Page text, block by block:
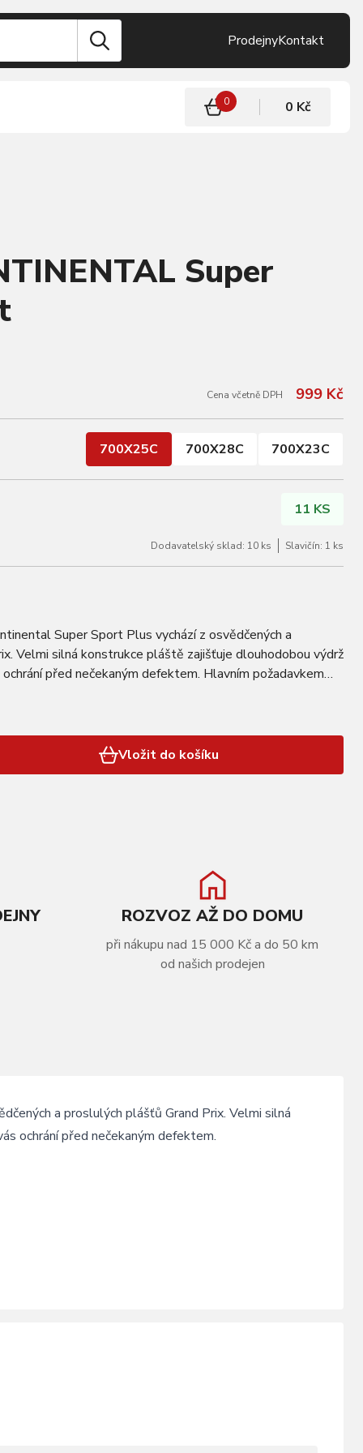
ProdejnyKontakt
0 0 Kč
Super
Cena včetně DPH 999 Kč
700X25C 700X28C 700X23C
11 KS
Dodavatelský sklad: 10 ks Slavičín: 1 ks
Super Sport Plus vychází z osvědčených a
Velmi silná konstrukce pláště zajišťuje dlouhodobou výdrž
před nečekaným defektem. Hlavním požadavkem
Vložit do košíku
ROZVOZ AŽ DO DOMU
při nákupu nad 15 000 Kč a do 50 km
od našich prodejen
a proslulých plášťů Grand Prix. Velmi silná
ochrání před nečekaným defektem.